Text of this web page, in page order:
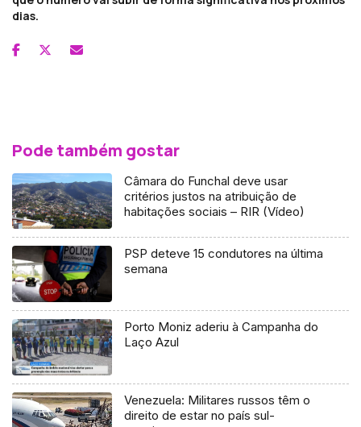
dias.
Pode também gostar
Câmara do Funchal deve usar
critérios justos na atribuição de
habitações sociais – RIR (Vídeo)
PSP deteve 15 condutores na última
semana
Porto Moniz aderiu à Campanha do
Laço Azul
Venezuela: Militares russos têm o
direito de estar no país sul-